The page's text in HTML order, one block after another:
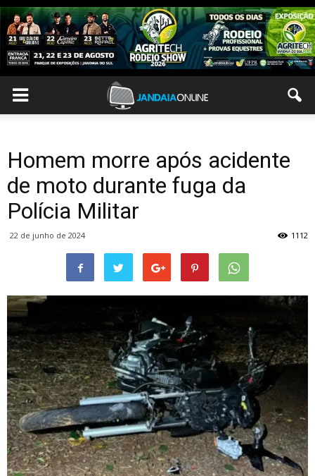
Homem morre após acidente
de moto durante fuga da
Polícia Militar
22 de junho de 2024 1112